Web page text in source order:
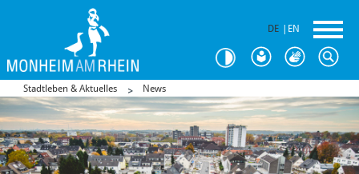
DE EN
Stadtleben & Aktuelles News